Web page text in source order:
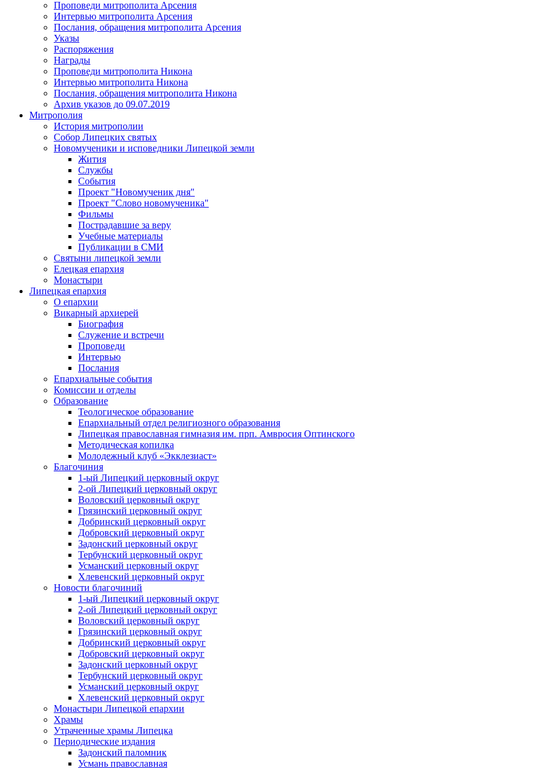
Проповеди митрополита Арсения
Интервью митрополита Арсения
Послания, обращения митрополита Арсения
Указы
Распоряжения
Награды
Проповеди митрополита Никона
Интервью митрополита Никона
Послания, обращения митрополита Никона
Архив указов до 09.07.2019
Митрополия
История митрополии
Собор Липецких святых
Новомученики и исповедники Липецкой земли
Жития
Службы
События
Проект "Новомученик дня"
Проект "Слово новомученика"
Фильмы
Пострадавшие за веру
Учебные материалы
Публикации в СМИ
Святыни липецкой земли
Елецкая епархия
Монастыри
Липецкая епархия
О епархии
Викарный архиерей
Биография
Служение и встречи
Проповеди
Интервью
Послания
Епархиальные события
Комиссии и отделы
Образование
Теологическое образование
Епархиальный отдел религиозного образования
Липецкая православная гимназия им. прп. Амвросия Оптинского
Методическая копилка
Молодежный клуб «Экклезиаст»
Благочиния
1-ый Липецкий церковный округ
2-ой Липецкий церковный округ
Воловский церковный округ
Грязинский церковный округ
Добринский церковный округ
Добровский церковный округ
Задонский церковный округ
Тербунский церковный округ
Усманский церковный округ
Хлевенский церковный округ
Новости благочиний
1-ый Липецкий церковный округ
2-ой Липецкий церковный округ
Воловский церковный округ
Грязинский церковный округ
Добринский церковный округ
Добровский церковный округ
Задонский церковный округ
Тербунский церковный округ
Усманский церковный округ
Хлевенский церковный округ
Монастыри Липецкой епархии
Храмы
Утраченные храмы Липецка
Периодические издания
Задонский паломник
Усмань православная